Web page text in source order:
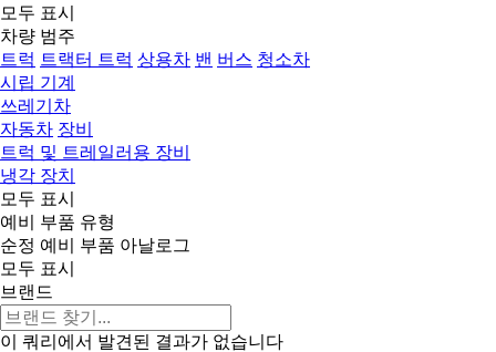
모두 표시
차량 범주
트럭 트랙터 트럭 상용차 밴 버스 청소차
시립 기계
쓰레기차
자동차 장비
트럭 및 트레일러용 장비
냉각 장치
모두 표시
예비 부품 유형
순정 예비 부품 아날로그
모두 표시
브랜드
이 쿼리에서 발견된 결과가 없습니다